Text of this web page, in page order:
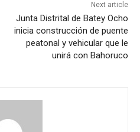
Next article
Junta Distrital de Batey Ocho
inicia construcción de puente
peatonal y vehicular que le
unirá con Bahoruco